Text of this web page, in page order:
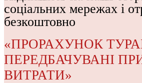
соціальних мережах і
безкоштовно
«ПРОРАХУНОК
ПЕРЕДБАЧУВАНІ
ВИТРАТИ»